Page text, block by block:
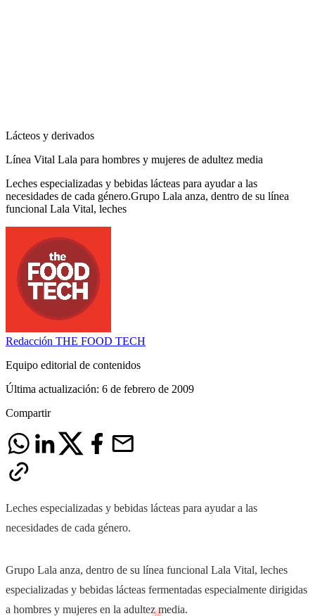
Lácteos y derivados
Línea Vital Lala para hombres y mujeres de adultez media
Leches especializadas y bebidas lácteas para ayudar a las
necesidades de cada género.Grupo Lala anza, dentro de su línea
funcional Lala Vital, leches
Redacción THE FOOD TECH
Equipo editorial de contenidos
Última actualización: 6 de febrero de 2009
Compartir
Leches especializadas y bebidas lácteas para ayudar a las
necesidades de cada género.
Grupo Lala anza, dentro de su línea funcional Lala Vital, leches
especializadas y bebidas lácteas fermentadas especialmente dirigidas
a hombres y mujeres en la adultez media.